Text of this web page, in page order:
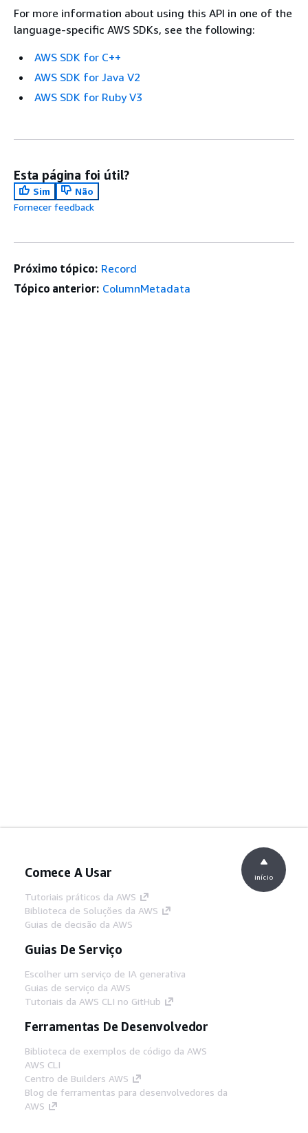
For more information about using this API in one of the
language-specific AWS SDKs, see the following:
AWS SDK for C++
AWS SDK for Java V2
AWS SDK for Ruby V3
Esta página foi útil?
Sim
Não
Fornecer feedback
Próximo tópico: Record
Tópico anterior: ColumnMetadata
Comece A Usar
Tutoriais práticos da AWS
Biblioteca de Soluções da AWS
Guias de decisão da AWS
Guias De Serviço
Escolher um serviço de IA generativa
Guias de serviço da AWS
Tutoriais da AWS CLI no GitHub
Ferramentas De Desenvolvedor
Biblioteca de exemplos de código da AWS
AWS CLI
Centro de Builders AWS
Blog de ferramentas para desenvolvedores da
AWS
início